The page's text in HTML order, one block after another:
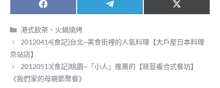
Share
on
F
a
c
e
b
k
Share
on
e
g
a
m
Share
on
X
(
i
t
e
分
類
港式飲茶、火鍋燒烤
20120414[食記]台北~美食街裡的人氣料理【大戶屋日本料理
京站店】
20120513[食記]桃園~「小人」推薦的【咪荳複合式餐坊】
《我們家的母親節聚餐》